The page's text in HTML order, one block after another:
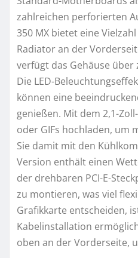
zahlreichen perforierten
350 MX bietet eine
Radiator an der
verfügt das Gehäuse über
Die LED-
können eine
genießen. Mit dem 2,1-
oder GIFs hochladen, um
Sie damit mit den
Version enthält einen
der drehbaren PCI-E-
zu montieren, was viel
Grafikkarte entscheiden,
Kabelinstallation
oben an der Vorderseite,